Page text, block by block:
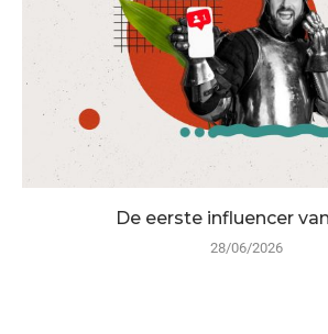
De eerste influencer
28/06/2026